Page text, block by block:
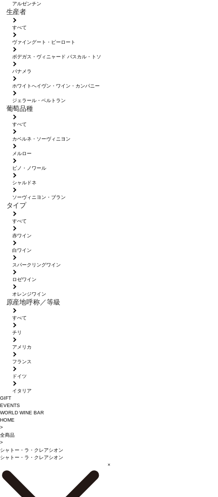
アルゼンチン
生産者
すべて
ヴァイングート・ピーロート
ボデガス・ヴィニャード パスカル・トソ
パナメラ
ホワイトへイヴン・ワイン・カンパニー
ジェラール・ベルトラン
葡萄品種
すべて
カベルネ・ソーヴィニヨン
メルロー
ピノ・ノワール
シャルドネ
ソーヴィニヨン・ブラン
タイプ
すべて
赤ワイン
白ワイン
スパークリングワイン
ロゼワイン
オレンジワイン
原産地呼称／等級
すべて
チリ
アメリカ
フランス
ドイツ
イタリア
GIFT
EVENTS
WORLD WINE BAR
HOME
>
全商品
>
シャトー・ラ・クレアシオン
シャトー・ラ・クレアシオン
×